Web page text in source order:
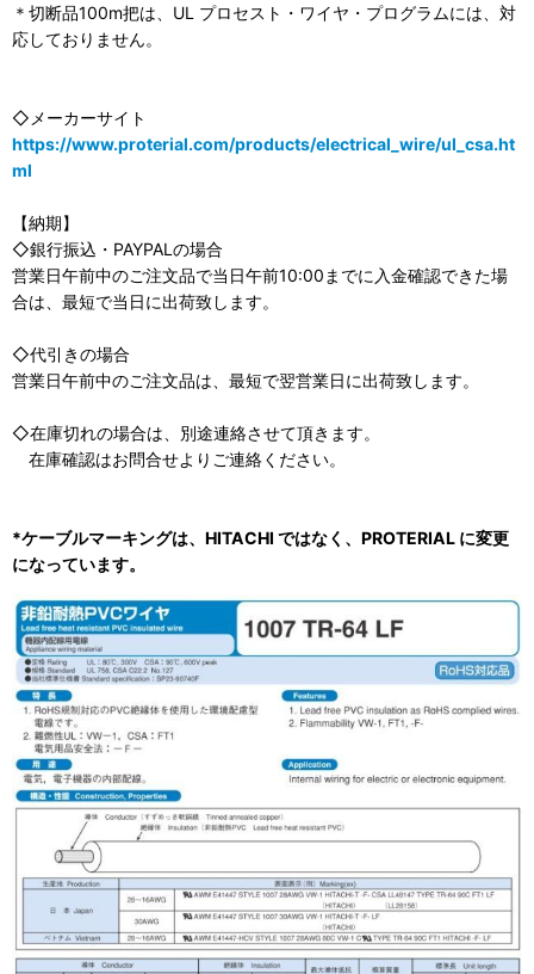
＊切断品100m把は、UL プロセスト・ワイヤ・プログラムには、対
応しておりません。
◇メーカーサイト
https://www.proterial.com/products/electrical_wire/ul_csa.ht
ml
【納期】
◇銀行振込・PAYPALの場合
営業日午前中のご注文品で当日午前10:00までに入金確認できた場
合は、最短で当日に出荷致します。
◇代引きの場合
営業日午前中のご注文品は、最短で翌営業日に出荷致します。
◇在庫切れの場合は、別途連絡させて頂きます。
在庫確認はお問合せよりご連絡ください。
*ケーブルマーキングは、HITACHI ではなく、PROTERIAL に変更
になっています。